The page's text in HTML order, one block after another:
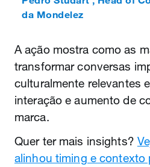
da Mondelez
A ação mostra como as
transformar conversas
culturalmente relevantes
interação e aumento de
marca.
Quer ter mais insights?
alinhou timing e contexto